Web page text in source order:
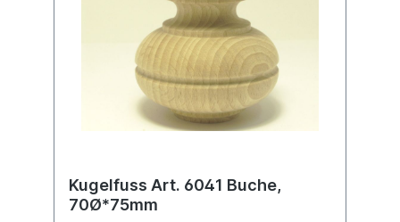
Kugelfuss Art. 6041 Buche,
70Ø*75mm